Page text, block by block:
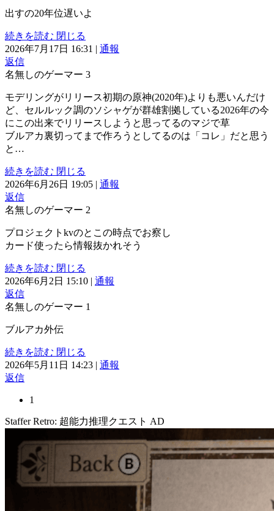
出すの20年位遅いよ
続きを読む 閉じる
2026年7月17日 16:31 | 通報
返信
名無しのゲーマー 3
モデリングがリリース初期の原神(2020年)よりも悪いんだけ
ど、セルルック調のソシャゲが群雄割拠している2026年の今
にこの出来でリリースしようと思ってるのマジで草
ブルアカ裏切ってまで作ろうとしてるのは「コレ」だと思う
と…
続きを読む 閉じる
2026年6月26日 19:05 | 通報
返信
名無しのゲーマー 2
プロジェクトkvのとこの時点でお察し
カード使ったら情報抜かれそう
続きを読む 閉じる
2026年6月2日 15:10 | 通報
返信
名無しのゲーマー 1
ブルアカ外伝
続きを読む 閉じる
2026年5月11日 14:23 | 通報
返信
1
Staffer Retro: 超能力推理クエスト AD